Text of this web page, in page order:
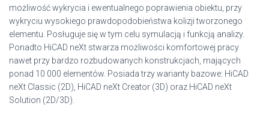
możliwość wykrycia i ewentualnego poprawienia obiektu, przy
wykryciu wysokiego prawdopodobieństwa kolizji tworzonego
elementu. Posługuje się w tym celu symulacją i funkcją analizy.
Ponadto HiCAD neXt stwarza możliwości komfortowej pracy
nawet przy bardzo rozbudowanych konstrukcjach, mających
ponad 10 000 elementów. Posiada trzy warianty bazowe: HiCAD
neXt Classic (2D), HiCAD neXt Creator (3D) oraz HiCAD neXt
Solution (2D/3D).